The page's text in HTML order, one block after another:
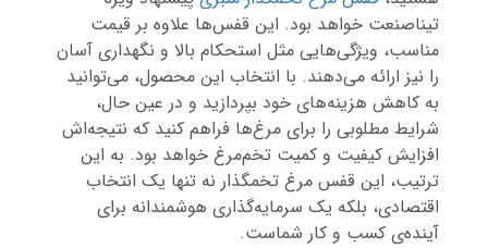
تیناصنعت خواهد بود. این قفس‌ها علاوه بر قیمت
مناسب، ویژگی‌هایی مثل استحکام بالا و نگهداری آسان
را نیز ارائه می‌دهند. با انتخاب این محصول، می‌توانید
به کاهش هزینه‌های خود بپردازید و در عین حال،
شرایط مطلوبی را برای مرغ‌ها فراهم کنید که نتیجه‌اش
افزایش کیفیت و کمیت تخم‌مرغ خواهد بود. به این
ترتیب، این قفس مرغ تخمگذار نه تنها یک انتخاب
اقتصادی، بلکه یک سرمایه‌گذاری هوشمندانه برای
آینده‌ی کسب و کار شماست.